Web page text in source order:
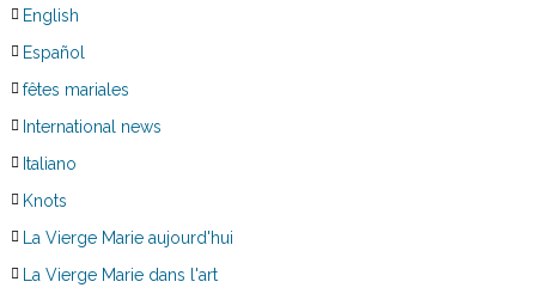
English
Español
fêtes mariales
International news
Italiano
Knots
La Vierge Marie aujourd'hui
La Vierge Marie dans l'art